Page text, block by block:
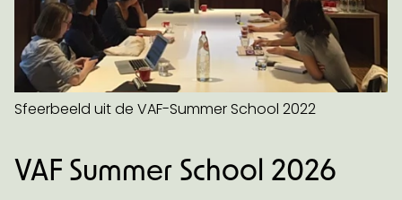
Sfeerbeeld uit de VAF-Summer School 2022
VAF Summer School 2026